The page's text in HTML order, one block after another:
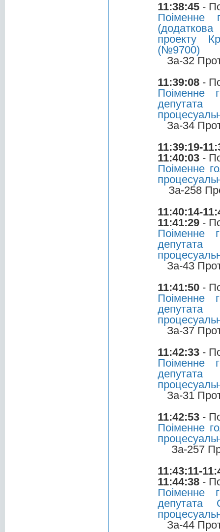
11:38:45 -
Поіменне
проекту
(№9700)
За-32
11:39:08 -
Поіменне
За-34
11:39:19-
11:40:03 -
Поіменне
За-258
11:40:14-
11:41:29 -
Поіменне
За-43
11:41:50 -
Поіменне
За-37
11:42:33 -
Поіменне
За-31
11:42:53 -
Поіменне
За-257
11:43:11-
11:44:38 -
Поіменне
депутата
За-44